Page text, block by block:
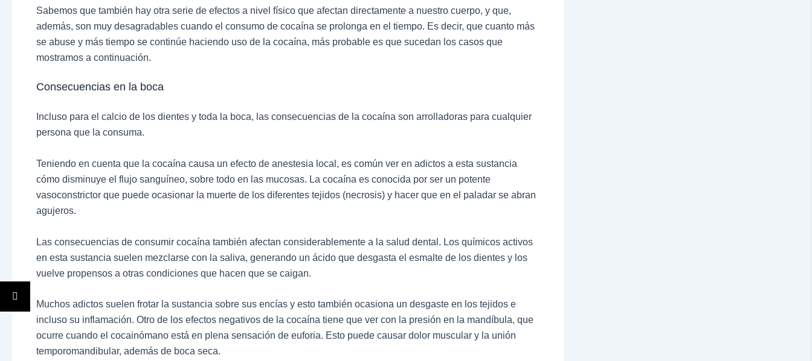
Sabemos que también hay otra serie de efectos a nivel físico que afectan directamente a nuestro cuerpo, y que,
además, son muy desagradables cuando el consumo de cocaína se prolonga en el tiempo. Es decir, que cuanto más
se abuse y más tiempo se continúe haciendo uso de la cocaína, más probable es que sucedan los casos que
mostramos a continuación.
Consecuencias en la boca
Incluso para el calcio de los dientes y toda la boca, las consecuencias de la cocaína son arrolladoras para cualquier
persona que la consuma.
Teniendo en cuenta que la cocaína causa un efecto de anestesia local, es común ver en adictos a esta sustancia
cómo disminuye el flujo sanguíneo, sobre todo en las mucosas. La cocaína es conocida por ser un potente
vasoconstrictor que puede ocasionar la muerte de los diferentes tejidos (necrosis) y hacer que en el paladar se abran
agujeros.
Las consecuencias de consumir cocaína también afectan considerablemente a la salud dental. Los químicos activos
en esta sustancia suelen mezclarse con la saliva, generando un ácido que desgasta el esmalte de los dientes y los
vuelve propensos a otras condiciones que hacen que se caigan.
Muchos adictos suelen frotar la sustancia sobre sus encías y esto también ocasiona un desgaste en los tejidos e
incluso su inflamación. Otro de los efectos negativos de la cocaína tiene que ver con la presión en la mandíbula, que
ocurre cuando el cocainómano está en plena sensación de euforia. Esto puede causar dolor muscular y la unión
temporomandibular, además de boca seca.